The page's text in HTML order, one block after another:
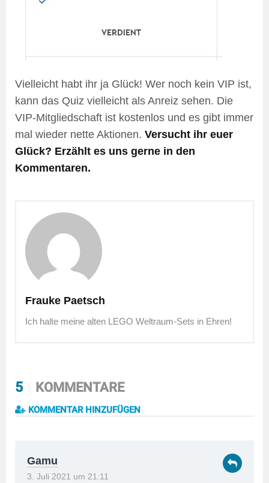
Vielleicht habt ihr ja Glück! Wer noch kein VIP ist,
kann das Quiz vielleicht als Anreiz sehen. Die
VIP-Mitgliedschaft ist kostenlos und es gibt immer
mal wieder nette Aktionen. Versucht ihr euer
Glück? Erzählt es uns gerne in den
Kommentaren.
Frauke Paetsch
Ich halte meine alten LEGO Weltraum-Sets in Ehren!
5 KOMMENTARE
KOMMENTAR HINZUFÜGEN
Gamu
3. Juli 2021 um 21:11